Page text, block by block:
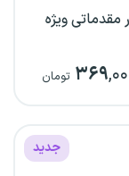
ویژه
۳۶۹ تومان
جدید